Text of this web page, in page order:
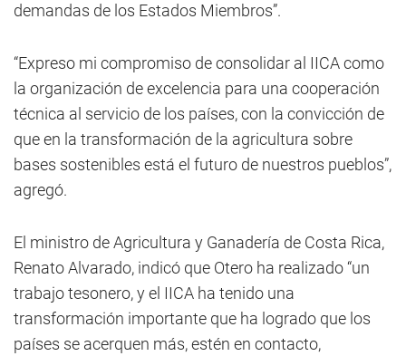
demandas de los Estados Miembros”.
“Expreso mi compromiso de consolidar al IICA como
la organización de excelencia para una cooperación
técnica al servicio de los países, con la convicción de
que en la transformación de la agricultura sobre
bases sostenibles está el futuro de nuestros pueblos”,
agregó.
El ministro de Agricultura y Ganadería de Costa Rica,
Renato Alvarado, indicó que Otero ha realizado “un
trabajo tesonero, y el IICA ha tenido una
transformación importante que ha logrado que los
países se acerquen más, estén en contacto,